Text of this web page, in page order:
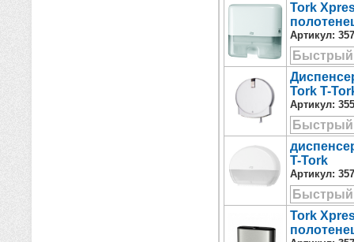
Tork
Артикул:
Tork T-
Артикул:
T-Tork
Артикул:
Tork